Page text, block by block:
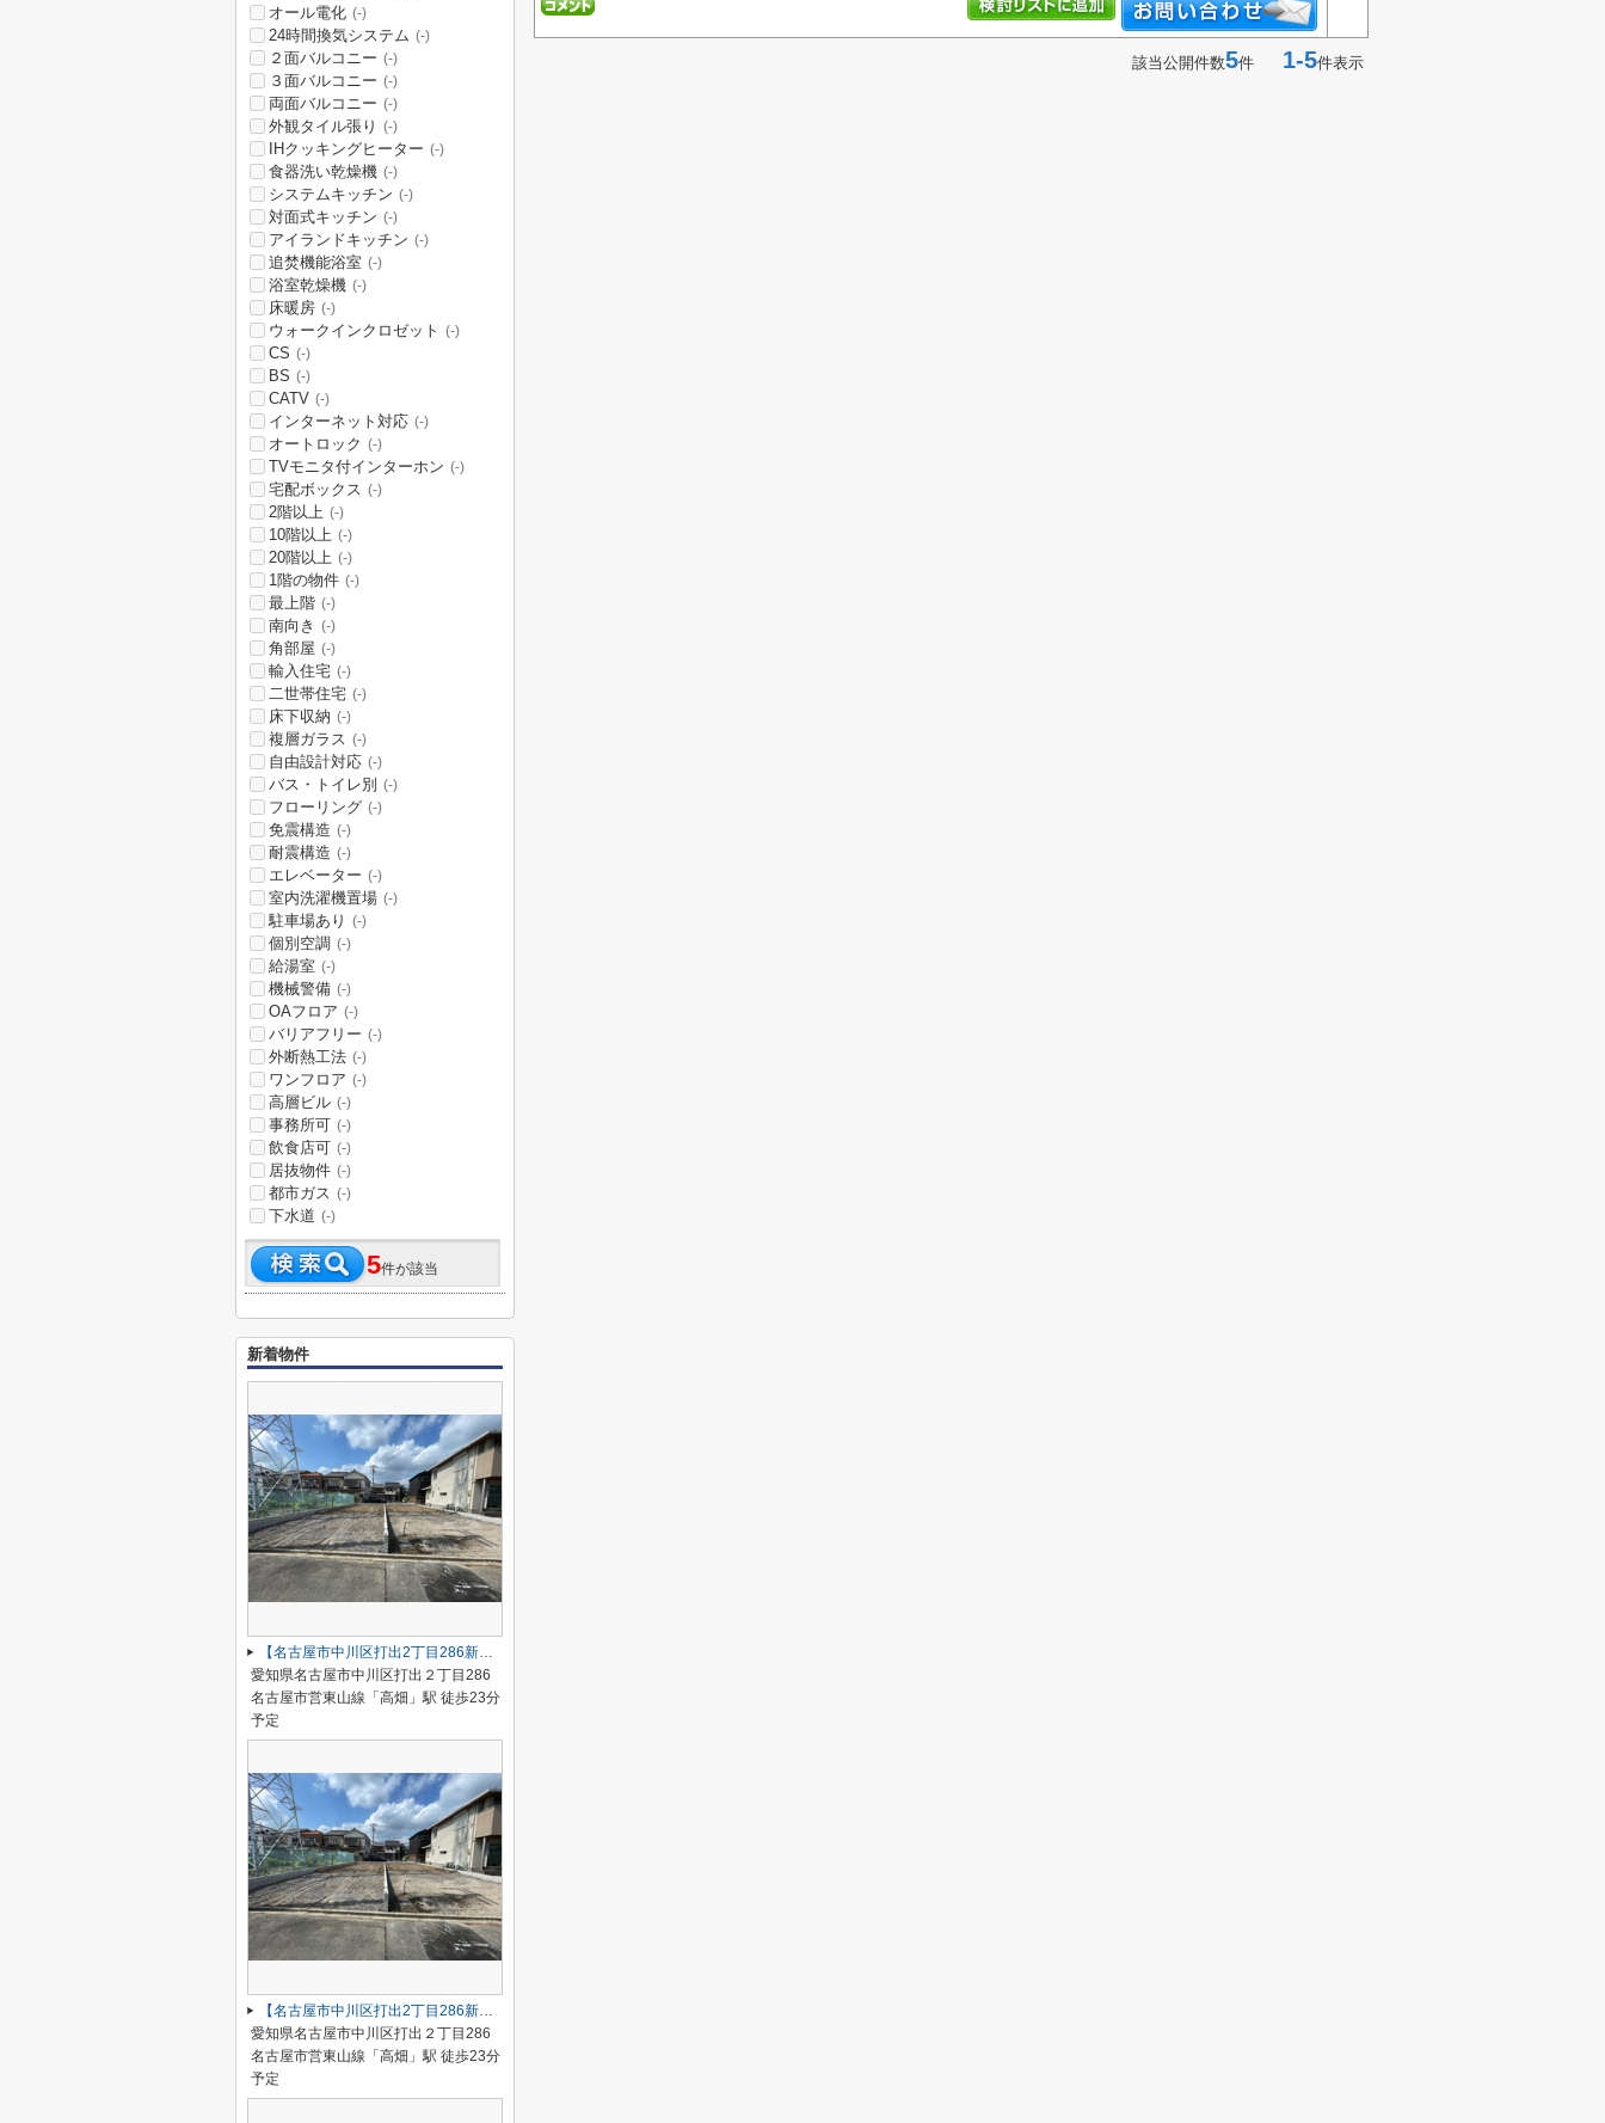
該当公開件数5件 1-5件表示
オール電化 (-)
24時間換気システム (-)
２面バルコニー (-)
３面バルコニー (-)
両面バルコニー (-)
外観タイル張り (-)
IHクッキングヒーター (-)
食器洗い乾燥機 (-)
システムキッチン (-)
対面式キッチン (-)
アイランドキッチン (-)
追焚機能浴室 (-)
浴室乾燥機 (-)
床暖房 (-)
ウォークインクロゼット (-)
CS (-)
BS (-)
CATV (-)
インターネット対応 (-)
オートロック (-)
TVモニタ付インターホン (-)
宅配ボックス (-)
2階以上 (-)
10階以上 (-)
20階以上 (-)
1階の物件 (-)
最上階 (-)
南向き (-)
角部屋 (-)
輸入住宅 (-)
二世帯住宅 (-)
床下収納 (-)
複層ガラス (-)
自由設計対応 (-)
バス・トイレ別 (-)
フローリング (-)
免震構造 (-)
耐震構造 (-)
エレベーター (-)
室内洗濯機置場 (-)
駐車場あり (-)
個別空調 (-)
給湯室 (-)
機械警備 (-)
OAフロア (-)
バリアフリー (-)
外断熱工法 (-)
ワンフロア (-)
高層ビル (-)
事務所可 (-)
飲食店可 (-)
居抜物件 (-)
都市ガス (-)
下水道 (-)
5件が該当
新着物件
【名古屋市中川区打出2丁目286新築戸建A号棟】仲介手数料無料！荒子小学校・一柳中学校
愛知県名古屋市中川区打出２丁目286
名古屋市営東山線「高畑」駅 徒歩23分
予定
【名古屋市中川区打出2丁目286新築戸建B号棟】仲介手数料無料！荒子小学校・一柳中学校
愛知県名古屋市中川区打出２丁目286
名古屋市営東山線「高畑」駅 徒歩23分
予定